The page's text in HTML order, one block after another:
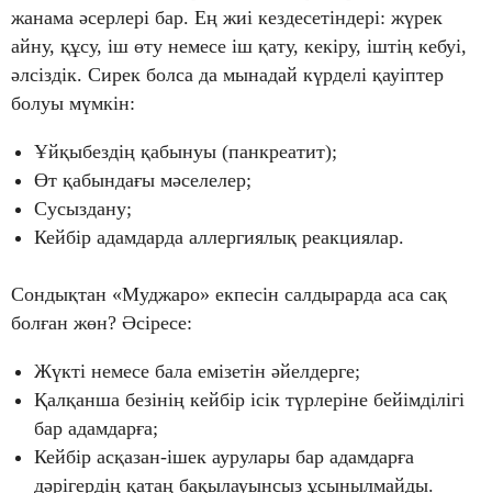
жанама әсерлері бар. Ең жиі кездесетіндері: жүрек
айну, құсу, іш өту немесе іш қату, кекіру, іштің кебуі,
әлсіздік. Сирек болса да мынадай күрделі қауіптер
болуы мүмкін:
Ұйқыбездің қабынуы (панкреатит);
Өт қабындағы мәселелер;
Сусыздану;
Кейбір адамдарда аллергиялық реакциялар.
Сондықтан «Муджаро» екпесін салдырарда аса сақ
болған жөн? Әсіресе:
Жүкті немесе бала емізетін әйелдерге;
Қалқанша безінің кейбір ісік түрлеріне бейімділігі
бар адамдарға;
Кейбір асқазан-ішек аурулары бар адамдарға
дәрігердің қатаң бақылауынсыз ұсынылмайды.